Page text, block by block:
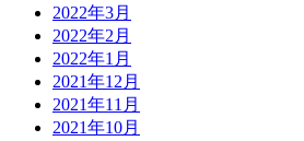
2022年3月
2022年2月
2022年1月
2021年12月
2021年11月
2021年10月